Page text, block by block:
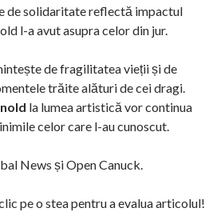
de solidaritate reflectă impactul
l-a avut asupra celor din jur.
de fragilitatea vieții și de
trăite alături de cei dragi.
la lumea artistică vor continua
celor care l-au cunoscut.
News și Open Canuck.
pe o stea pentru a evalua articolul!